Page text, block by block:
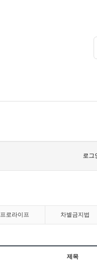
로그
프로라이프 차별금지법
제목